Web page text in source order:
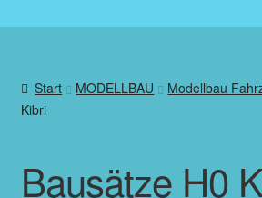
Start MODELLBAU Modellbau
Kibri
Bausätze H0